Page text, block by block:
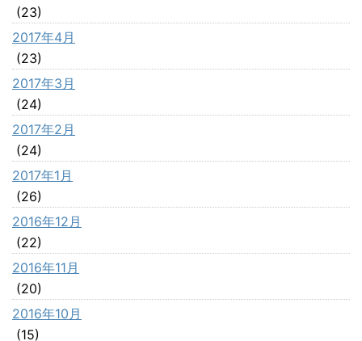
(23)
2017年4月
(23)
2017年3月
(24)
2017年2月
(24)
2017年1月
(26)
2016年12月
(22)
2016年11月
(20)
2016年10月
(15)